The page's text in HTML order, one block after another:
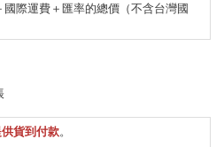
際運費＋匯率的總價（不含台灣國
貨到付款。